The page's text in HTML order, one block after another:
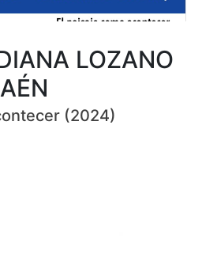
LOZANO
(2024)